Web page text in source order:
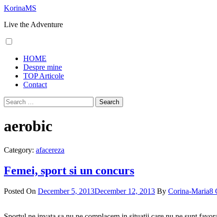
Skip
content
KorinaMS
Live the Adventure
Menu
HOME
Despre mine
TOP Articole
Contact
Search
for:
aerobic
Category: afacereza
Femei, sport si un concurs
Posted On December 5, 2013December 12, 2013 By Corina-Maria8